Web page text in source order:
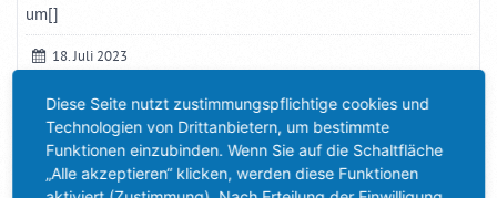
um[]
18. Juli 2023
Kategorie: Allgemein
Diese Seite nutzt zustimmungspflichtige cookies und
Technologien von Drittanbietern, um bestimmte
Funktionen einzubinden. Wenn Sie auf die Schaltfläche
„Alle akzeptieren“ klicken, werden diese Funktionen